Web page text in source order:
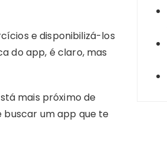
e disponibilizá-los
do app, é claro, mas
mais próximo de
buscar um app que te